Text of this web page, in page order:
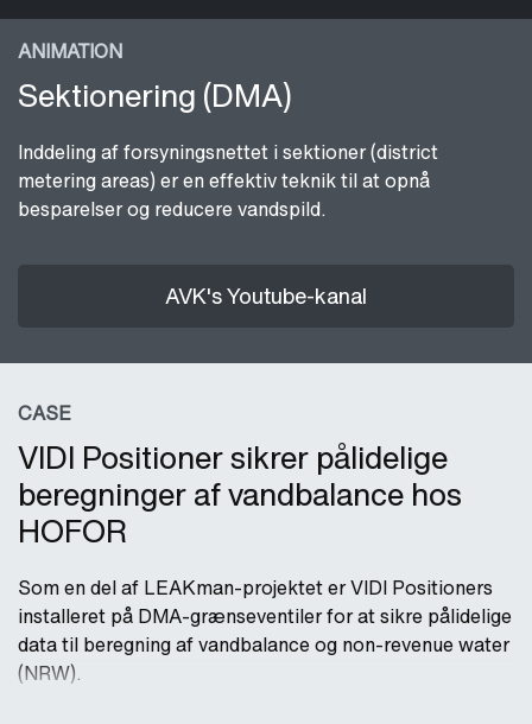
ANIMATION
Sektionering (DMA)
Inddeling af forsyningsnettet i sektioner (district
metering areas) er en effektiv teknik til at opnå
besparelser og reducere vandspild.
AVK's Youtube-kanal
CASE
VIDI Positioner sikrer pålidelige
beregninger af vandbalance hos
HOFOR
Som en del af LEAKman-projektet er VIDI Positioners
installeret på DMA-grænseventiler for at sikre pålidelige
data til beregning af vandbalance og non-revenue water
(NRW).